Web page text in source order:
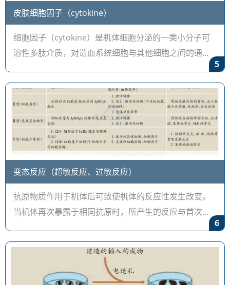
皮肤细胞因子（cytokine）
细胞因子（cytokine）是机体细胞分泌的一类小分子可
溶性多肽介质，对造血系统细胞与其他细胞之间的通讯
长、激活和迁移。根据功能不
5
变态反应（超敏反应、过敏反应）
抗原物质作用于机体后可致使机体的反应性发生改变。
当机体再次暴露于相同抗原时，所产生的反应与首次不
有损伤的变态反应。变态
6